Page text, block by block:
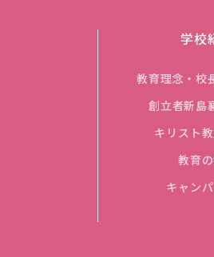
学校
教育理念・校
創立者新島
キリスト
教育
キャン